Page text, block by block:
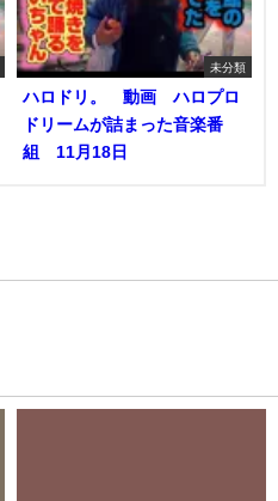
未分類
ハロドリ。 動画 ハロプロ
ドリームが詰まった音楽番
組 11月18日